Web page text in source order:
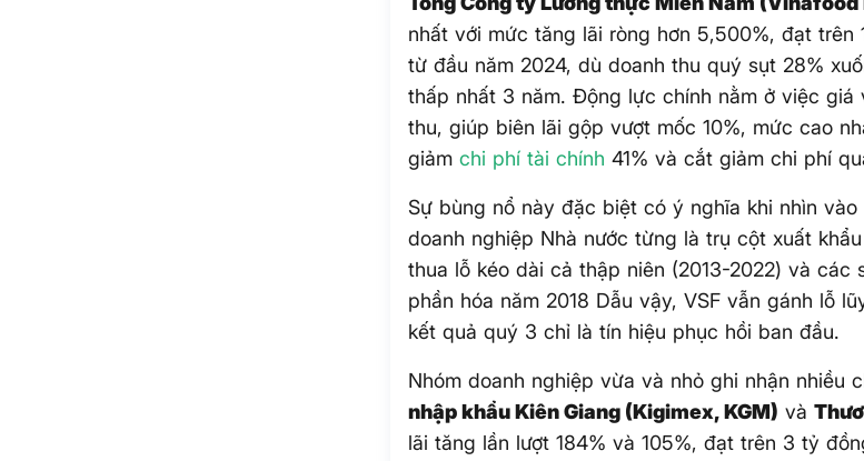
nhất với mức tăng lãi ròng hơn 5,500%, đạt
từ đầu năm 2024, dù doanh thu quý sụt 28%
thấp nhất 3 năm. Động lực chính nằm ở việc giá
thu, giúp biên lãi gộp vượt mốc 10%, mức cao
giảmchi phí tài chính 41% và cắt giảm chi phí
Sự bùng nổ này đặc biệt có ý nghĩa khi nhìn
doanh nghiệp Nhà nước từng là trụ cột xuất
thua lỗ kéo dài cả thập niên (2013-2022) và các
phần hóa năm 2018 Dẫu vậy, VSF vẫn gánh lỗ
kết quả quý 3 chỉ là tín hiệu phục hồi ban đầu.
Nhóm doanh nghiệp vừa và nhỏ ghi nhận nhiều
nhập khẩu Kiên Giang (Kigimex, KGM) và
lãi tăng lần lượt 184% và 105%, đạt trên 3 tỷ